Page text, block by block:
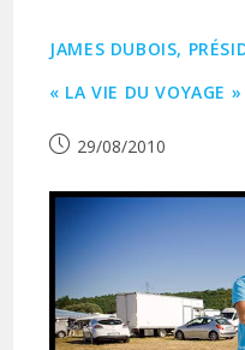
JAMES DUBOIS,
« LA VIE DU VOYAGE »
Publication
29/08/2010